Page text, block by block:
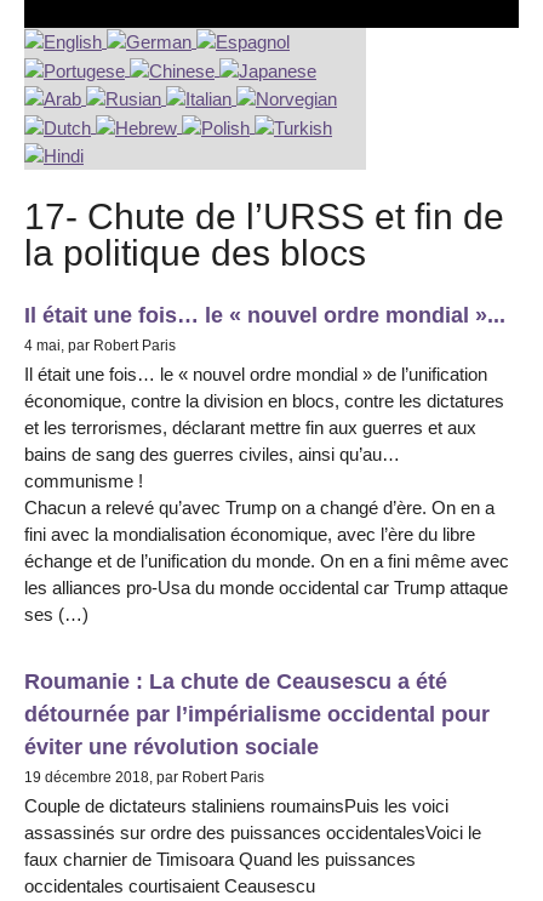
17- Chute de l’URSS et fin de
la politique des blocs
Il était une fois… le « nouvel ordre mondial »...
4 mai, par Robert Paris
Il était une fois… le « nouvel ordre mondial » de l’unification
économique, contre la division en blocs, contre les dictatures
et les terrorismes, déclarant mettre fin aux guerres et aux
bains de sang des guerres civiles, ainsi qu’au…
communisme !
Chacun a relevé qu’avec Trump on a changé d’ère. On en a
fini avec la mondialisation économique, avec l’ère du libre
échange et de l’unification du monde. On en a fini même avec
les alliances pro-Usa du monde occidental car Trump attaque
ses (…)
Roumanie : La chute de Ceausescu a été
détournée par l’impérialisme occidental pour
éviter une révolution sociale
19 décembre 2018, par Robert Paris
Couple de dictateurs staliniens roumainsPuis les voici
assassinés sur ordre des puissances occidentalesVoici le
faux charnier de Timisoara Quand les puissances
occidentales courtisaient Ceausescu